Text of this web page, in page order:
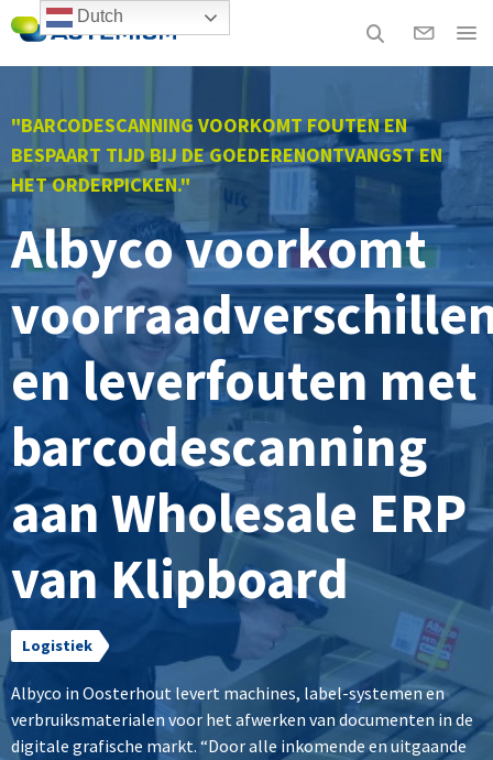
"BARCODESCANNING VOORKOMT FOUTEN EN
BESPAART TIJD BIJ DE GOEDERENONTVANGST EN
HET ORDERPICKEN."
Albyco voorkomt
en leverfouten met
barcodescanning
aan Wholesale ERP
van Klipboard
Logistiek
Albyco in Oosterhout levert machines, label-systemen en
verbruiksmaterialen voor het afwerken van documenten in de
digitale grafische markt. “Door alle inkomende en uitgaande
Dutch